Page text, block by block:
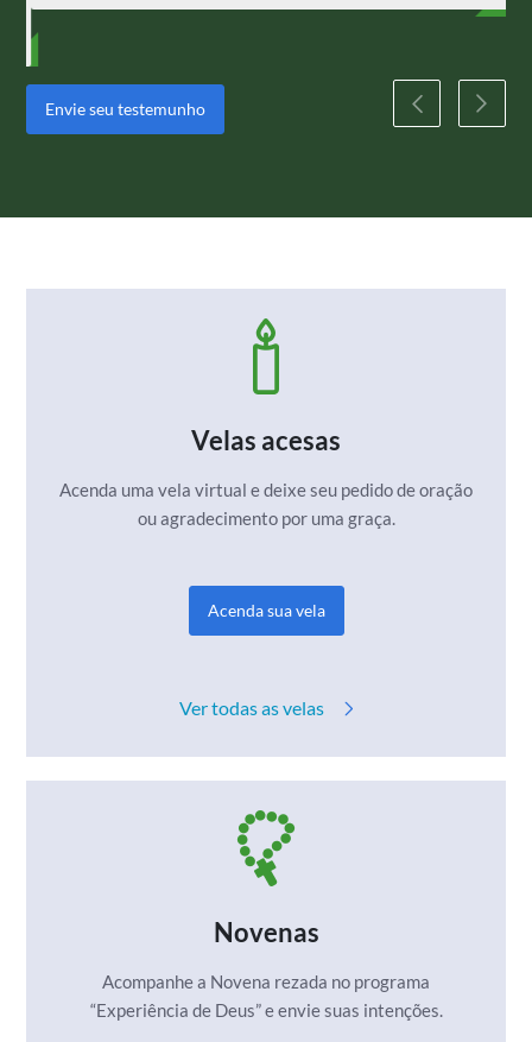
Envie seu testemunho
Velas acesas
Acenda uma vela virtual e deixe seu pedido deoração
ou agradecimento por uma graça.
Acenda sua vela
Ver todas as velas
Novenas
Acompanhe a Novena rezada no programa
“Experiência de Deus” e envie suas intenções.